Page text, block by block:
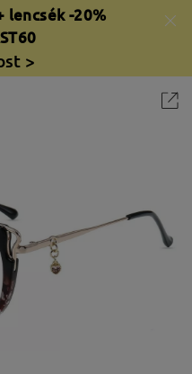
lencsék -20%
>